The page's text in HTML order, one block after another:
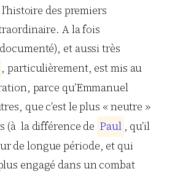
des premiers
A la fois
et aussi très
, particulièrement, est mis au
parce qu’Emmanuel
que c’est le plus « neutre »
(à la différence de Paul , qu’il
de longue période, et qui
engagé dans un combat